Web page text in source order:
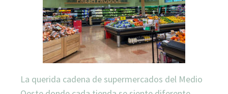
La querida cadena de supermercados del Medio